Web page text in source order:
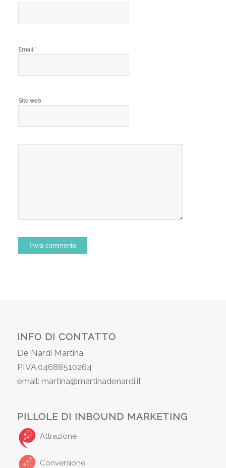
Email *
Sito web
INFO DI CONTATTO
De Nardi Martina
P.IVA 04688510264
email: martina@martinadenardi.it
PILLOLE DI INBOUND MARKETING
Attrazione
Conversione